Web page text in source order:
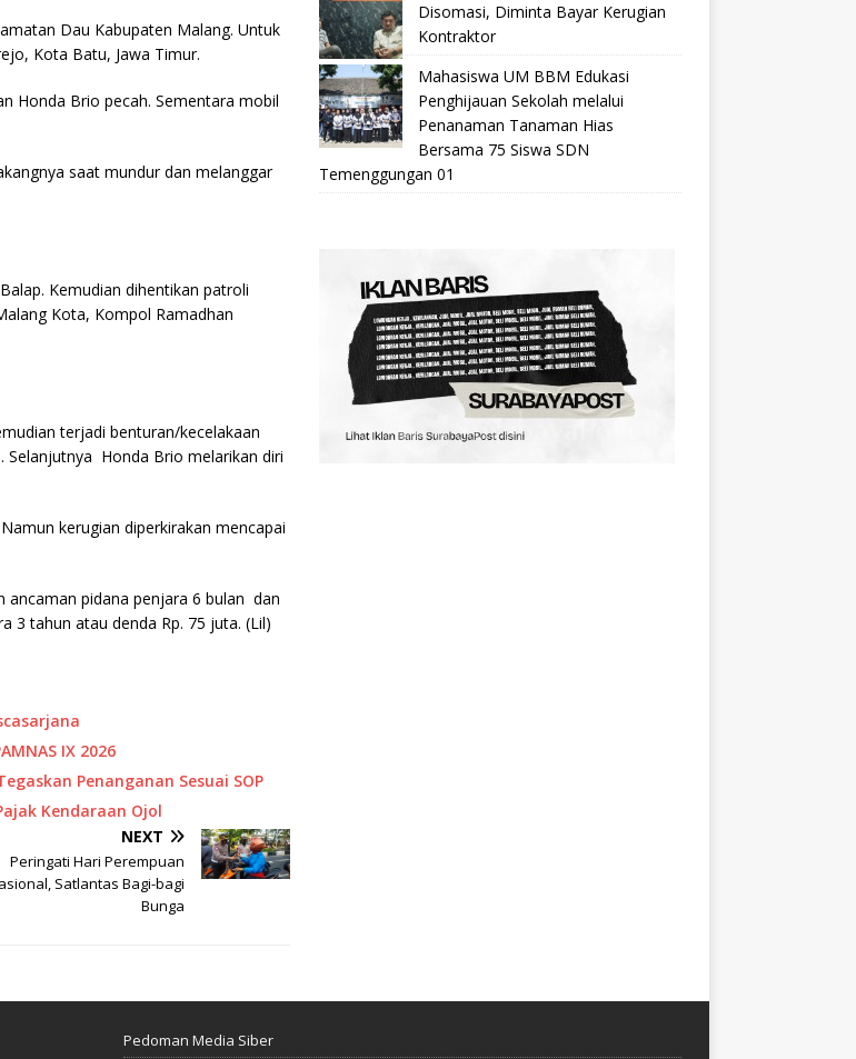
Dau Kabupaten Malang. Untuk
Kota Batu, Jawa Timur.
Honda Brio pecah. Sementara mobil
saat mundur dan melanggar
Kemudian dihentikan patroli
Kota, Kompol Ramadhan
terjadi benturan/kecelakaan
Selanjutnya Honda Brio melarikan diri
kerugian diperkirakan mencapai
ancaman pidana penjara 6 bulan dan
3 tahun atau denda Rp. 75 juta. (Lil)
IX 2026
Penanganan Sesuai SOP
Kendaraan Ojol
NEXT
Peringati Hari Perempuan
Satlantas Bagi-bagi
Bunga
Disomasi, Diminta Bayar Kerugian
Kontraktor
Mahasiswa UM BBM Edukasi
Penghijauan Sekolah melalui
Penanaman Tanaman Hias
Bersama 75 Siswa SDN
Temenggungan 01
Pedoman Media Siber